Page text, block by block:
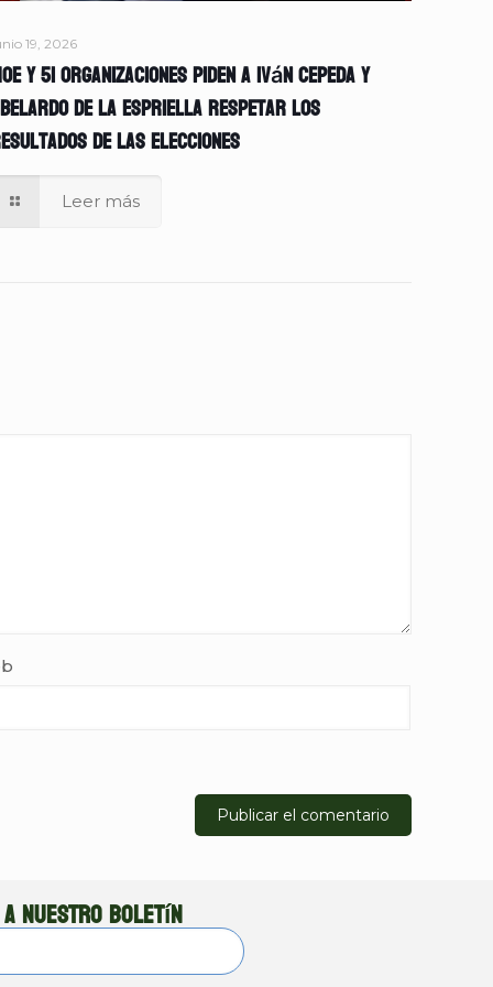
19, 2026
y 51 organizaciones piden a Iván Cepeda y
de la Espriella respetar los
de las elecciones
Leer más
nuestro boletín